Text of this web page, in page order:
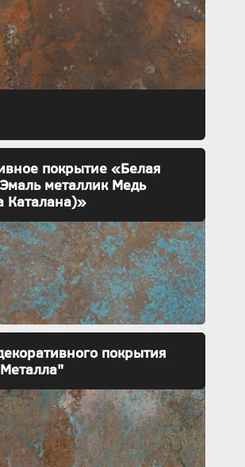
покрытие «Белая
металлик Медь
Каталана)»
покрытия